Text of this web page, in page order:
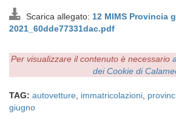
Scarica allegato: 12 MIMS Provincia
2021_60dde77331dac.pdf
Per visualizzare il contenuto è necessario
dei Cookie di
TAG: autovetture immatricolazioni
giugno